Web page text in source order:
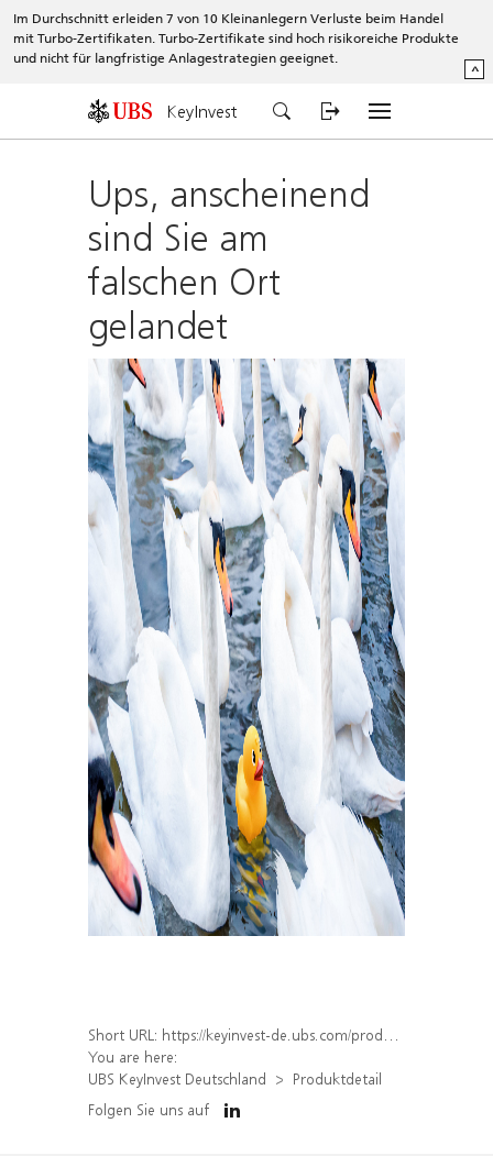
Im Durchschnitt erleiden 7 von 10 Kleinanlegern Verluste beim Handel
mit Turbo-Zertifikaten. Turbo-Zertifikate sind hoch risikoreiche Produkte
und nicht für langfristige Anlagestrategien geeignet.
^
KeyInvest
Ups, anscheinend
sind Sie am
falschen Ort
gelandet
Short URL: https://keyinvest-de.ubs.com/produkt/detail/index/isin/DE000WA38H84
You are here:
UBS KeyInvest Deutschland
Produktdetail
Folgen Sie uns auf